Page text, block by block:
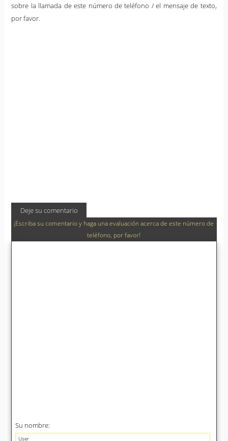
sobre la llamada de este número de teléfono / el mensaje de texto,
por favor.
Deje su comentario
¡Escriba su comentario y haga una evaluación acerca de este número de
teléfono, por favor!
Su nombre: